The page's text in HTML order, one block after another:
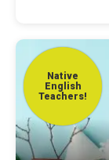
Native
English
Teachers!